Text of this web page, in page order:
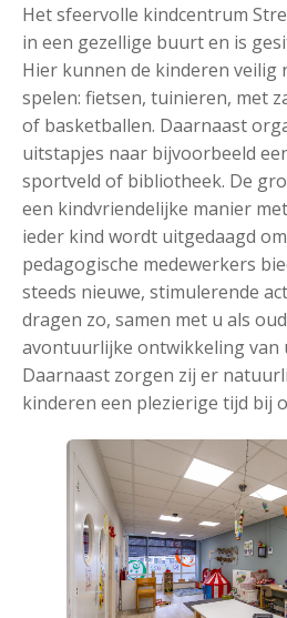
Het sfeervolle kindcentrum
in een gezellige buurt en is
Hier kunnen de kinderen
spelen: fietsen, tuinieren, met
of basketballen. Daarnaast
uitstapjes naar bijvoorbeeld
sportveld of bibliotheek. De
een kindvriendelijke manier
ieder kind wordt uitgedaagd
pedagogische medewerkers
steeds nieuwe, stimulerende
dragen zo, samen met u als
avontuurlijke ontwikkeling van
Daarnaast zorgen zij er
kinderen een plezierige tijd bij